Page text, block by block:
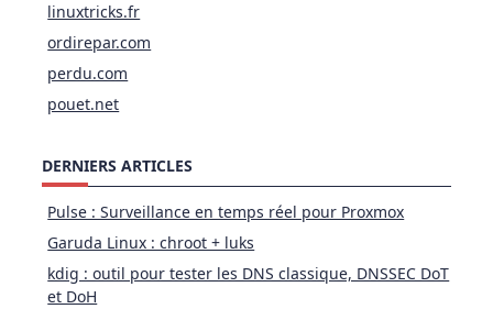
linuxtricks.fr
ordirepar.com
perdu.com
pouet.net
DERNIERS ARTICLES
Pulse : Surveillance en temps réel pour Proxmox
Garuda Linux : chroot + luks
kdig : outil pour tester les DNS classique, DNSSEC DoT
et DoH